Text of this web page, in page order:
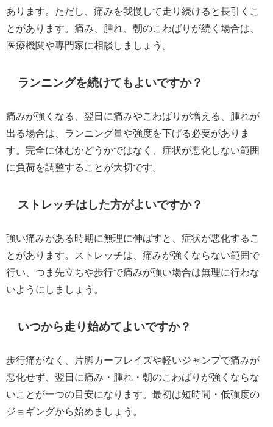
あります。ただし、痛みを我慢して走り続けると長引くこ
とがあります。痛み、腫れ、朝のこわばりが続く場合は、
医療機関や専門家に相談しましょう。
ランニングを続けてもよいですか？
痛みが強くなる、翌日に痛みやこわばりが増える、腫れが
出る場合は、ランニング量や強度を下げる必要がありま
す。完全に休むかどうかではなく、症状が悪化しない範囲
に負荷を調整することが大切です。
ストレッチはした方がよいですか？
強い痛みがある時期に無理に伸ばすと、症状が悪化するこ
とがあります。ストレッチは、痛みが強くならない範囲で
行い、つま先立ちや歩行で痛みが強い場合は無理に行わな
いようにしましょう。
いつから走り始めてよいですか？
歩行痛がなく、片脚カーフレイズや軽いジャンプで痛みが
悪化せず、翌日に痛み・腫れ・朝のこわばりが強くならな
いことが一つの目安になります。最初は短時間・低強度の
ジョギングから始めましょう。